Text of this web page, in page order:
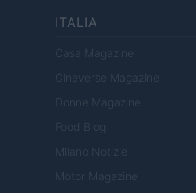
ITALIA
Casa Magazine
Cineverse Magazine
Donne Magazine
Food Blog
Milano Notizie
Motor Magazine